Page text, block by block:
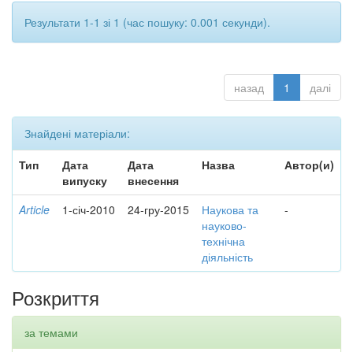
Результати 1-1 зі 1 (час пошуку: 0.001 секунди).
назад 1 далі
Знайдені матеріали:
Тип
Дата
випуску
Дата
внесення
Назва Автор(и)
Article 1-січ-2010 24-гру-2015
Наукова та
науково-
технічна
діяльність
-
Розкриття
за темами